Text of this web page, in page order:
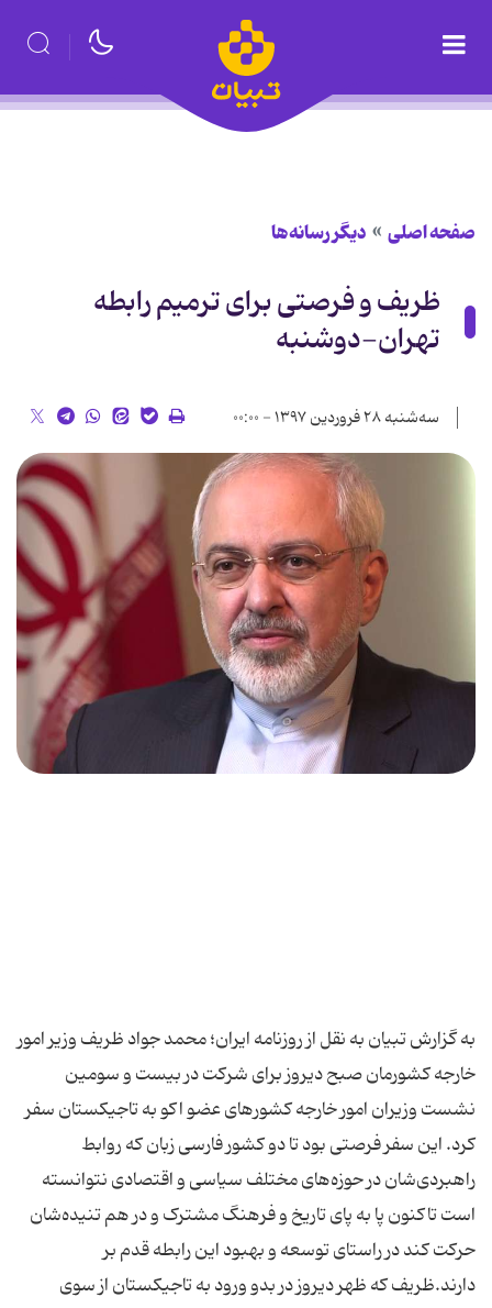
صفحه اصلی دیگر رسانه‌ها
ظریف و فرصتی برای ترمیم رابطه
تهران-دوشنبه
سه‌شنبه ۲۸ فروردین ۱۳۹۷ - ۰۰:۰۰
به گزارش تبیان به نقل از روزنامه ایران؛ محمد جواد ظریف وزیر امور
خارجه کشورمان صبح دیروز برای شرکت در بیست و سومین
نشست وزیران امور خارجه کشورهای عضو اکو به تاجیکستان سفر
کرد. این سفر فرصتی بود تا دو کشور فارسی زبان که روابط
راهبردی‌شان در حوزه‌های مختلف سیاسی و اقتصادی نتوانسته
است تاکنون پا به پای تاریخ و فرهنگ مشترک و در هم تنیده‌شان
حرکت کند در راستای توسعه و بهبود این رابطه قدم بر
دارند.ظریف که ظهر دیروز در بدو ورود به تاجیکستان از سوی